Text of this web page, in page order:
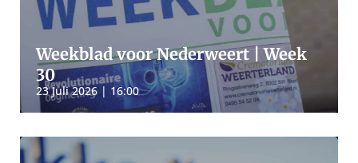
Weekblad voor Nederweert | Week
30
23 Juli 2026 | 16:00